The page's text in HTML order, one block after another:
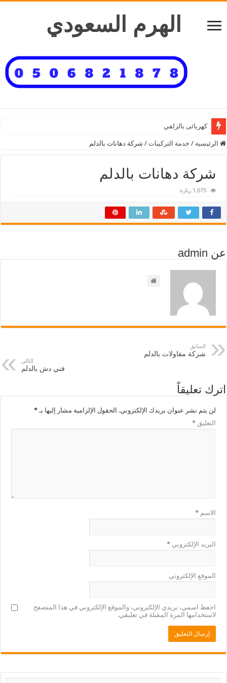
الهرم السعودي
كهربائى بالزلفي
الرئيسية / خدمة التركيبات / شركة دهانات بالدلم
شركة دهانات بالدلم
1,075 زيارة
عن admin
السابق
شركة مقاولات بالدلم
التالي
فني دش بالدلم
اترك تعليقاً
لن يتم نشر عنوان بريدك الإلكتروني. الحقول الإلزامية مشار إليها بـ*
التعليق*
الاسم*
البريد الإلكتروني*
الموقع الإلكتروني
احفظ اسمي، بريدي الإلكتروني، والموقع الإلكتروني في هذا المتصفح
لاستخدامها المرة المقبلة في تعليقي.